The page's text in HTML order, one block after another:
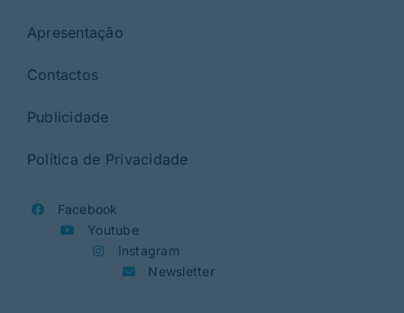
Apresentação
Contactos
Publicidade
Política de Privacidade
Facebook
Youtube
Instagram
Newsletter